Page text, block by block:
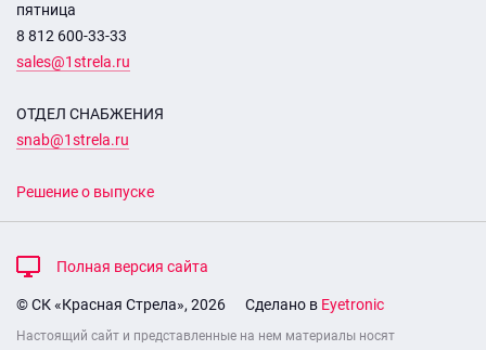
пятница
8 812 600-33-33
sales@1strela.ru
ОТДЕЛ СНАБЖЕНИЯ
snab@1strela.ru
Решение о выпуске
Полная версия сайта
© СК «Красная Стрела», 2026 Сделано в Eyetronic
Настоящий сайт и представленные на нем материалы носят